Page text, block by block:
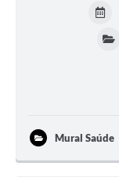
Mural Saúde